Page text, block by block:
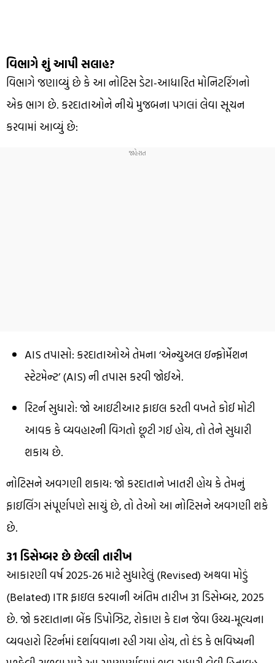
વિભાગે શું આપી સલાહ?
વિભાગે જણાવ્યું છે કે આ નોટિસ ડેટા-આધારિત મોનિટરિંગનો
એક ભાગ છે. કરદાતાઓને નીચે મુજબના પગલાં લેવા સૂચન
કરવામાં આવ્યું છે:
AIS તપાસો: કરદાતાઓએ તેમના ‘એન્યુઅલ ઇન્ફોર્મેશન
સ્ટેટમેન્ટ’ (AIS) ની તપાસ કરવી જોઈએ.
રિટર્ન સુધારો: જો આઇટીઆર ફાઇલ કરતી વખતે કોઈ મોટી
આવક કે વ્યવહારની વિગતો છૂટી ગઈ હોય, તો તેને સુધારી
શકાય છે.
નોટિસને અવગણી શકાય: જો કરદાતાને ખાતરી હોય કે તેમનું
ફાઇલિંગ સંપૂર્ણપણે સાચું છે, તો તેઓ આ નોટિસને અવગણી શકે
છે.
31 ડિસેમ્બર છે છેલ્લી તારીખ
આકારણી વર્ષ 2025-26 માટે સુધારેલું (Revised) અથવા મોડું
(Belated) ITR ફાઇલ કરવાની અંતિમ તારીખ 31 ડિસેમ્બર, 2025
છે. જો કરદાતાના બેંક ડિપોઝિટ, રોકાણ કે દાન જેવા ઉચ્ચ-મૂલ્યના
વ્યવહારો રિટર્નમાં દર્શાવવાના રહી ગયા હોય, તો દંડ કે ભવિષ્યની